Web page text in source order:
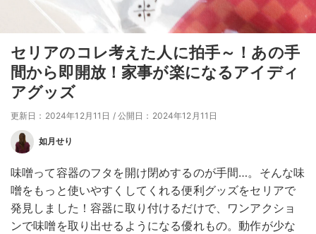
セリアのコレ考えた人に拍手～！あの手
間から即開放！家事が楽になるアイディ
アグッズ
更新日：2024年12月11日 / 公開日：2024年12月11日
如月せり
味噌って容器のフタを開け閉めするのが手間…。そんな味
噌をもっと使いやすくしてくれる便利グッズをセリアで
発見しました！容器に取り付けるだけで、ワンアクショ
ンで味噌を取り出せるようになる優れもの。動作が少な